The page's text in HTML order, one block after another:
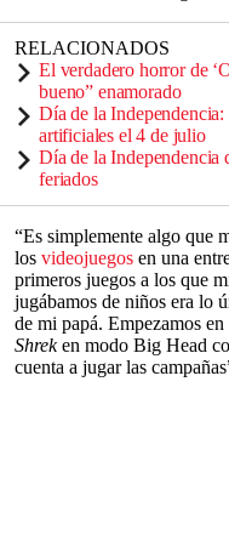
RELACIONADOS
El verdadero horror de
bueno” enamorado
Día de la
artificiales el 4 de julio
Día de la Independencia
feriados
“Es simplemente algo que
los videojuegos en una
primeros juegos a los que
jugábamos de niños era lo
de mi papá. Empezamos
Shreken modo Big Head
cuenta a jugar las